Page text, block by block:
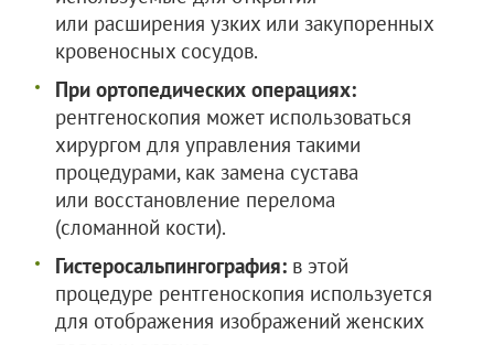
или расширения узких или закупоренных
кровеносных сосудов.
При ортопедических операциях:
рентгеноскопия может использоваться
хирургом для управления такими
процедурами, как замена сустава
или восстановление перелома
(сломанной кости).
Гистеросальпингография: в этой
процедуре рентгеноскопия используется
для отображения изображений женских